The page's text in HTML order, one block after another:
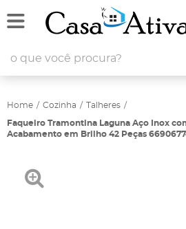
Home Cozinha Talheres
Faqueiro Tramontina Laguna Aço Inox
Acabamento em Brilho 42 Peças